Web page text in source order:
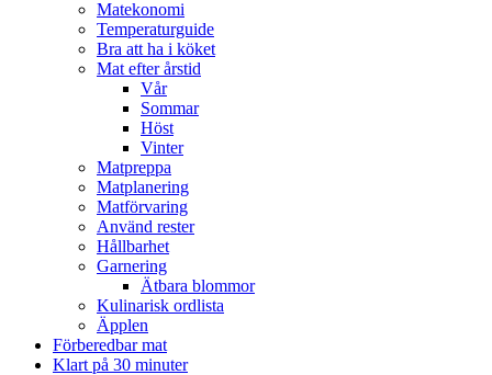
Matekonomi
Temperaturguide
Bra att ha i köket
Mat efter årstid
Vår
Sommar
Höst
Vinter
Matpreppa
Matplanering
Matförvaring
Använd rester
Hållbarhet
Garnering
Ätbara blommor
Kulinarisk ordlista
Äpplen
Förberedbar mat
Klart på 30 minuter